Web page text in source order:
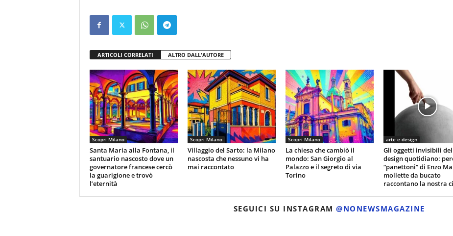
ARTICOLI CORRELATI ALTRO DALL'AUTORE
Scopri Milano
Santa Maria alla Fontana, il
santuario nascosto dove un
governatore francese cercò
la guarigione e trovò
l’eternità
Scopri Milano
Villaggio del Sarto: la Milano
nascosta che nessuno vi ha
mai raccontato
Scopri Milano
La chiesa che cambiò il
mondo: San Giorgio al
Palazzo e il segreto di via
Torino
arte e design
Gli oggetti invisibili del
design quotidiano:
“panettoni” di Enzo
mollette da bucato
raccontano la nostra
SEGUICI SU INSTAGRAM @NONEWSMAGAZINE